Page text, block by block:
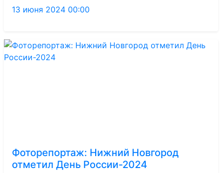
13 июня 2024 00:00
Фоторепортаж: Нижний Новгород
отметил День России-2024